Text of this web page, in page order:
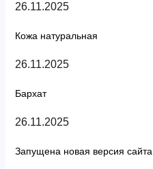
26.11.2025
Кожа натуральная
26.11.2025
Бархат
26.11.2025
Запущена новая версия сайта